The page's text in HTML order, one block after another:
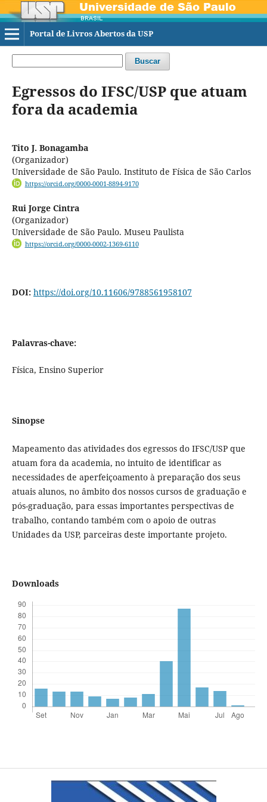
Portal de Livros Abertos da USP
Buscar
Egressos do IFSC/USP que atuam
fora da academia
Tito J. Bonagamba
(Organizador)
Universidade de São Paulo. Instituto de Física de São Carlos
https://orcid.org/0000-0001-8894-9170
Rui Jorge Cintra
(Organizador)
Universidade de São Paulo. Museu Paulista
https://orcid.org/0000-0002-1369-6110
DOI: https://doi.org/10.11606/9788561958107
Palavras-chave:
Física, Ensino Superior
Sinopse
Mapeamento das atividades dos egressos do IFSC/USP que
atuam fora da academia, no intuito de identificar as
necessidades de aperfeiçoamento à preparação dos seus
atuais alunos, no âmbito dos nossos cursos de graduação e
pós-graduação, para essas importantes perspectivas de
trabalho, contando também com o apoio de outras
Unidades da USP, parceiras deste importante projeto.
Downloads